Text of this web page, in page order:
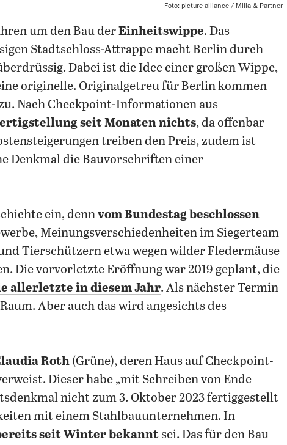
Foto: picture alliance / Milla & Partner
um den Bau derEinheitswippe. Das
Stadtschloss-Attrappe macht Berlin durch
Dabei ist die Idee einer großen Wippe,
originelle. Originalgetreu für Berlin kommen
Nach Checkpoint-Informationen aus
seit Monaten nichts, da offenbar
treiben den Preis, zudem ist
Denkmal die Bauvorschriften einer
ein, dennvom Bundestag beschlossen
Meinungsverschiedenheiten im Siegerteam
Tierschützern etwa wegen wilder Fledermäuse
Die vorvorletzte Eröffnung war 2019 geplant, die
allerletzte in diesem Jahr. Als nächster Termin
Aber auch das wird angesichts des
Roth (Grüne), deren Haus auf Checkpoint-
Dieser habe „mit Schreiben von Ende
nicht zum 3. Oktober 2023 fertiggestellt
mit einem Stahlbauunternehmen. In
seit Winter bekannt sei. Das für den Bau